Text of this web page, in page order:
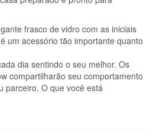
frasco de vidro com as iniciais
um acessório tão importante quanto
dia sentindo o seu melhor. Os
compartilharão seu comportamento
parceiro. O que você está